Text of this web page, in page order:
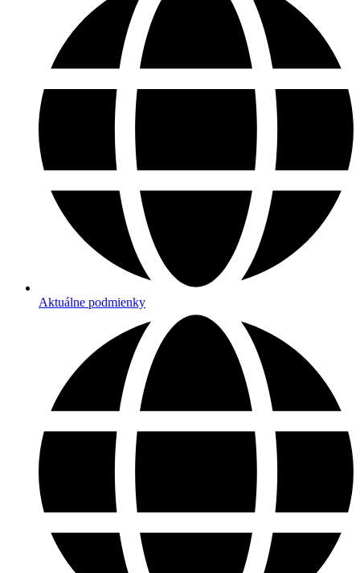
Aktuálne podmienky